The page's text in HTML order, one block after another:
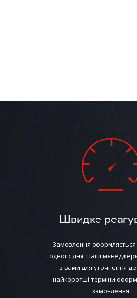
Швидке
Замовлення оформляється
одного дня. Наші
з вами для уточнення
найкоротші терміни
замовлення.